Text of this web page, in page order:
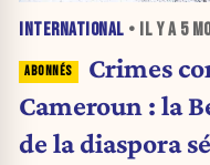
INTERNATIONAL • IL Y A 5
Crimes
Cameroun : la
de la diaspora